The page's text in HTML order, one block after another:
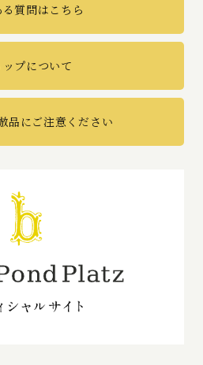
る質問はこちら
ップについて
品にご注意ください